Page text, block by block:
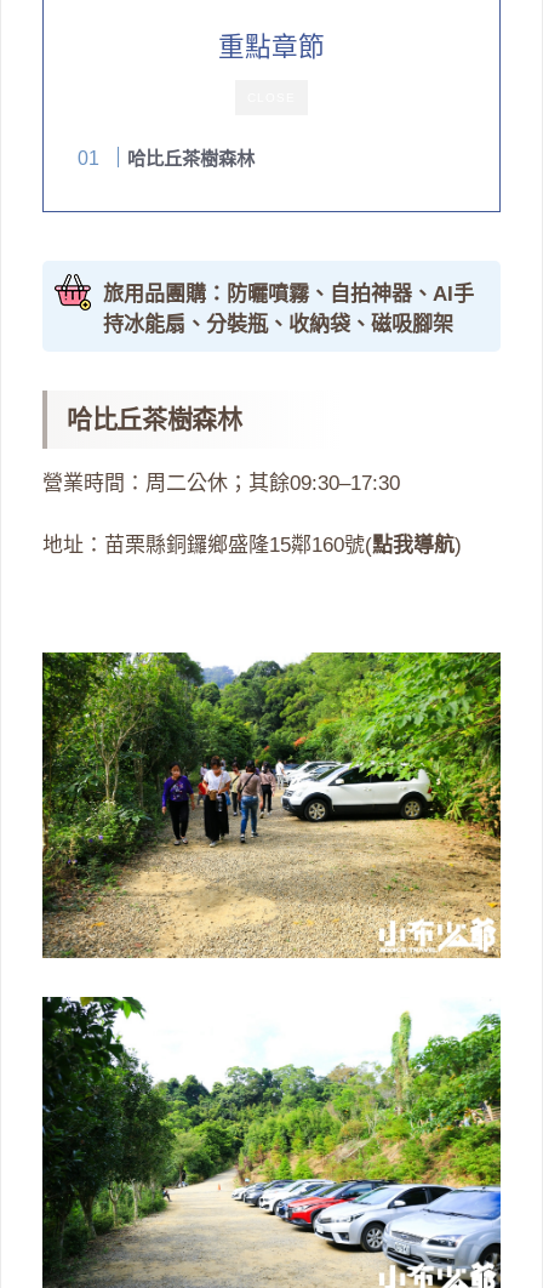
重點章節
哈比丘茶樹森林
旅用品團購：防曬噴霧、自拍神器、AI手
持冰能扇、分裝瓶、收納袋、磁吸腳架
哈比丘茶樹森林
營業時間：周二公休；其餘09:30–17:30
地址：苗栗縣銅鑼鄉盛隆15鄰160號(點我導航)